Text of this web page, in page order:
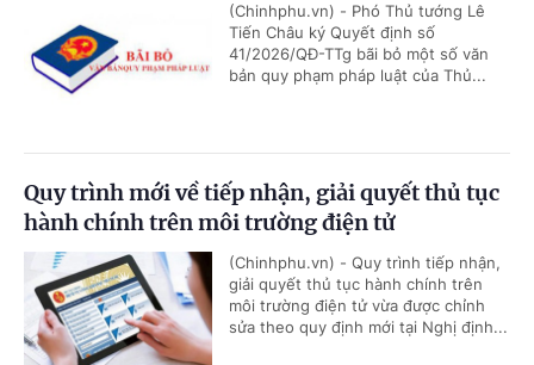
(Chinhphu.vn) - Phó Thủ tướng Lê
Tiến Châu ký Quyết định số
41/2026/QĐ-TTg bãi bỏ một số văn
bản quy phạm pháp luật của Thủ...
Quy trình mới về tiếp nhận, giải quyết thủ tục
hành chính trên môi trường điện tử
(Chinhphu.vn) - Quy trình tiếp nhận,
giải quyết thủ tục hành chính trên
môi trường điện tử vừa được chỉnh
sửa theo quy định mới tại Nghị định...